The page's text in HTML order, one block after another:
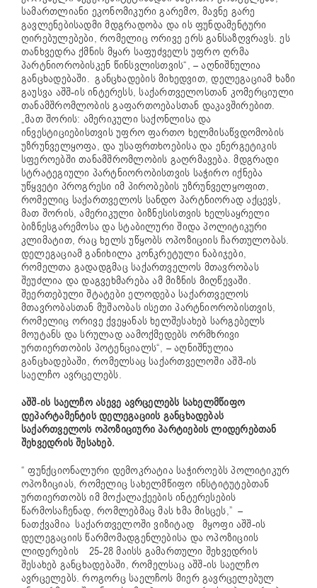
სამართლიანი ეკონომიკური გარემო, მავნე გარე
გავლენებისადმი მდგრადობა და ის ფუნდამენტური
ღირებულებები, რომელიც ორივე ერს განსაზღვრავს. ეს
თანხვედრა ქმნის მყარ საფუძველს უფრო ღრმა
პარტნიორობისკენ წინსვლისთვის“, – აღნიშნულია
განცხადებაში. განცხადების მიხედვით, დელეგაციამ ხაზი
გაუსვა აშშ-ის ინტერესს, საქართველოსთან კომერციული
თანამშრომლობის გაფართოებასთან დაკავშირებით.
„მათ შორის: ამერიკული საქონლისა და
ინვესტიციებისთვის უფრო ფართო ხელმისაწვდომობის
უზრუნველყოფა, და უსაფრთხოებისა და ენერგეტიკის
სფეროებში თანამშრომლობის გაღრმავება. მდგრადი
სტრატეგიული პარტნიორობისთვის საჭირო იქნება
უწყვეტი პროგრესი იმ პირობების უზრუნველყოფით,
რომელიც საქართველოს სანდო პარტნიორად აქცევს,
მათ შორის, ამერიკული ბიზნესისთვის ხელსაყრელი
ბიზნესგარემოსა და სტაბილური შიდა პოლიტიკური
კლიმატით, რაც ხელს უწყობს ოპოზიციის ჩართულობას.
დელეგაციამ განიხილა კონკრეტული ნაბიჯები,
რომელთა გადადგმაც საქართველოს მთავრობას
შეუძლია და დაგვეხმარება ამ მიზნის მიღწევაში.
შეერთებული შტატები ელოდება საქართველოს
მთავრობასთან მუშაობას ისეთი პარტნიორობისთვის,
რომელიც ორივე ქვეყანას ხელშესახებ სარგებელს
მოუტანს და სრულად აამოქმედებს ორმხრივი
ურთიერთობის პოტენციალს“, – აღნიშნულია
განცხადებაში, რომელსაც საქართველოში აშშ-ის
საელჩო ავრცელებს.
აშშ-ის საელჩო ასევე ავრცელებს სახელმწიფო
დეპარტამენტის დელეგაციის განცხადებას
საქართველოს ოპოზიციური პარტიების ლიდერებთან
შეხვედრის შესახებ.
“ ფუნქციონალური დემოკრატია საჭიროებს პოლიტიკურ
ოპოზიციას, რომელიც სახელმწიფო ინსტიტუტებთან
ურთიერთობს იმ მოქალაქეების ინტერესების
წარმოსაჩენად, რომლებმაც მას ხმა მისცეს,” –
ნათქვამია საქართველოში ვიზიტად მყოფი აშშ-ის
დელეგაციის წარმომადგენლებისა და ოპოზიციის
ლიდერების 25-28 მაისს გამართული შეხვედრის
შესახებ განცხადებაში, რომელსაც აშშ-ის საელჩო
ავრცელებს. როგორც საელჩოს მიერ გავრცელებულ